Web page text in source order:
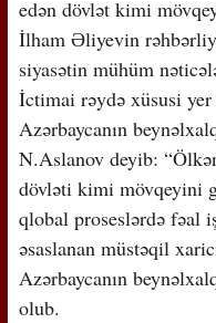
edən dövlət kimi
İlham Əliyevin
siyasətin mühüm
İctimai rəydə xüsusi
Azərbaycanın
N.Aslanov deyib:
dövləti kimi mövqeyini
qlobal proseslərdə fəal
əsaslanan müstəqil
Azərbaycanın
olub.